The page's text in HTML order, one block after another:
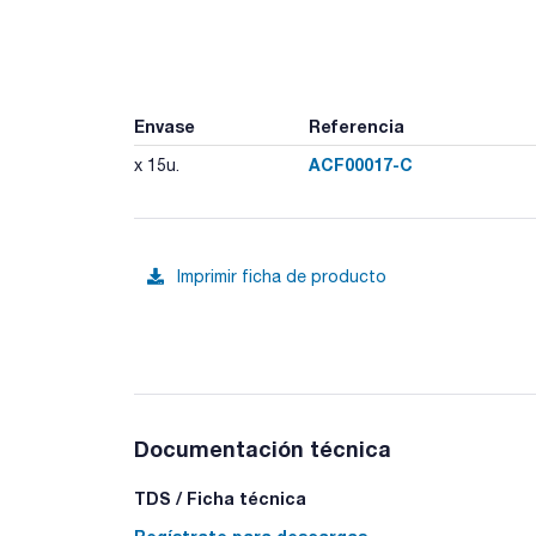
Envase Referencia
x 15u. ACF00017-C
Imprimir ficha de producto
Documentación técnica
TDS / Ficha técnica